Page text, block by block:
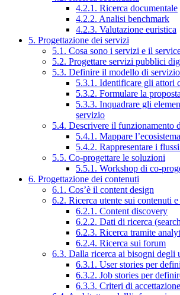
4.2.1. Ricerca documentale
4.2.2. Analisi benchmark
4.2.3. Valutazione euristica
5. Progettazione dei servizi
5.1. Cosa sono i servizi e il
5.2. Progettare servizi pubblici
5.3. Definire il modello di servizio
5.3.1. Identificare gli attori
5.3.2. Formulare la
5.3.3. Inquadrare gli
servizio
5.4. Descrivere il funzionamento
5.4.1. Mappare l’ecosistema
5.4.2. Rappresentare i
5.5. Co-progettare le soluzioni
5.5.1. Workshop di co-
6. Progettazione dei contenuti
6.1. Cos’è il content design
6.2. Ricerca utente sui contenuti
6.2.1. Content discovery
6.2.2. Dati di ricerca
6.2.3. Ricerca tramite
6.2.4. Ricerca sui forum
6.3. Dalla ricerca ai bisogni degli
6.3.1. User stories per
6.3.2. Job stories per
6.3.3. Criteri di accettazione